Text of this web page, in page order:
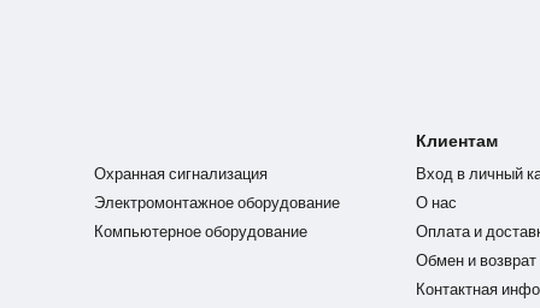
Охранная сигнализация
Электромонтажное оборудование
Компьютерное оборудование
Клиентам
Вход в личный
О нас
Оплата и
Обмен и возврат
Контактная